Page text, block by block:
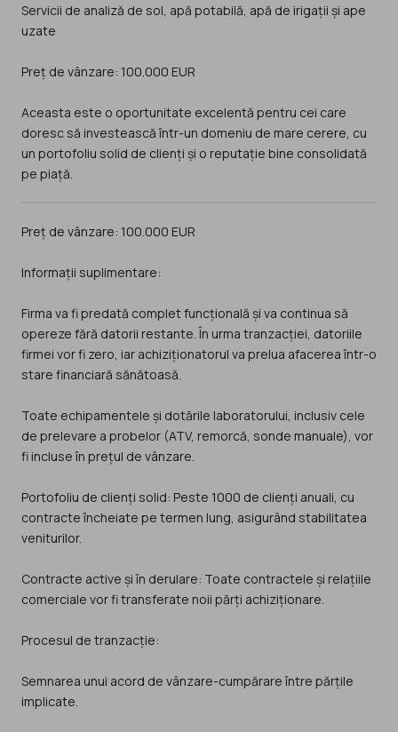
Servicii de analiză de sol, apă potabilă, apă de irigații și ape
uzate
Preț de vânzare: 100.000 EUR
Aceasta este o oportunitate excelentă pentru cei care
doresc să investească într-un domeniu de mare cerere, cu
un portofoliu solid de clienți și o reputație bine consolidată
pe piață.
Preț de vânzare: 100.000 EUR
Informații suplimentare:
Firma va fi predată complet funcțională și va continua să
opereze fără datorii restante. În urma tranzacției, datoriile
firmei vor fi zero, iar achiziționatorul va prelua afacerea într-o
stare financiară sănătoasă.
Toate echipamentele și dotările laboratorului, inclusiv cele
de prelevare a probelor (ATV, remorcă, sonde manuale), vor
fi incluse în prețul de vânzare.
Portofoliu de clienți solid: Peste 1000 de clienți anuali, cu
contracte încheiate pe termen lung, asigurând stabilitatea
veniturilor.
Contracte active și în derulare: Toate contractele și relațiile
comerciale vor fi transferate noii părți achiziționare.
Procesul de tranzacție:
Semnarea unui acord de vânzare-cumpărare între părțile
implicate.